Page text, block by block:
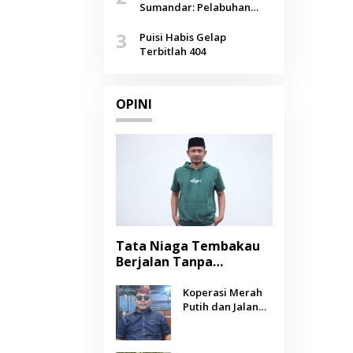
Agustus
Sumandar: Pelabuhan
Selendang Benang Merah
Lombang
3
Puisi Habis Gelap
Terbitlah 404
OPINI
Tata Niaga Tembakau
Berjalan Tanpa
Negara Berpihak
kepada Petani?
Koperasi Merah
Putih dan Jalan